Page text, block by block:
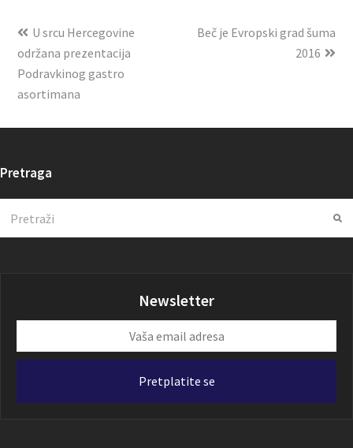
U srcu Hercegovine
održana prezentacija
Podravkinog gastro
asortimana
Beč je Evropski grad šuma
2016
Pretraga
Newsletter
email
Pretplatite se